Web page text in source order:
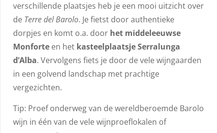
verschillende plaatsjes heb je een mooi uitzicht over
de Terre del Barolo. Je fietst door authentieke
dorpjes en komt o.a. door het middeleeuwse
Monforte en het kasteelplaatsje Serralunga
d’Alba. Vervolgens fiets je door de vele wijngaarden
in een golvend landschap met prachtige
vergezichten.
Tip: Proef onderweg van de wereldberoemde Barolo
wijn in één van de vele wijnproeflokalen of